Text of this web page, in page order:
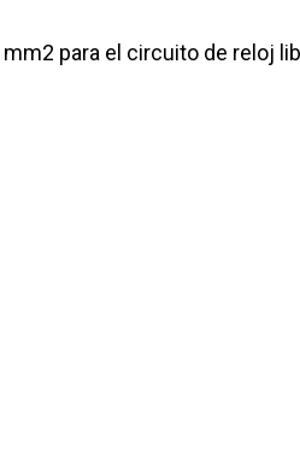
para el circuito de reloj